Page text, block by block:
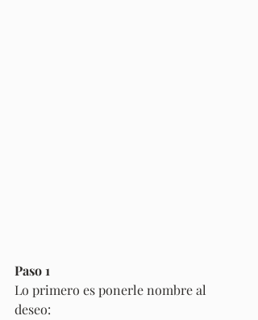
Paso 1
Lo primero es ponerle nombre al
deseo: